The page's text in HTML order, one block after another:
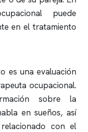
puede
en el tratamiento
es una evaluación
ocupacional.
sobre la
en sueños, así
con el